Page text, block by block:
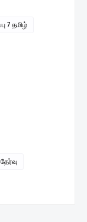
7 தமிழ்